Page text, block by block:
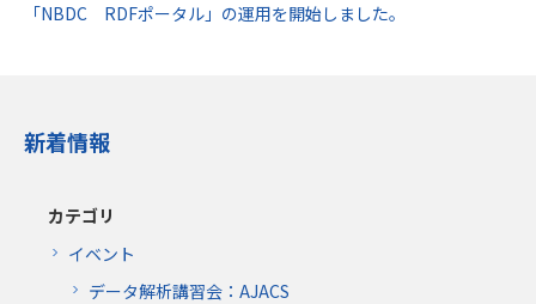
「NBDC RDFポータル」の運用を開始しました。
新着情報
カテゴリ
イベント
データ解析講習会：AJACS